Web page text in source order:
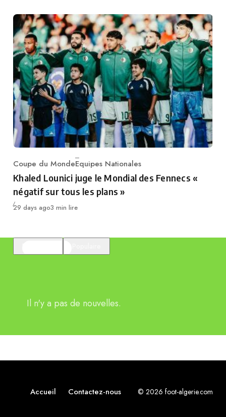
Category
Coupe du MondeEquipes Nationales
Khaled Lounici juge le Mondial des Fennecs «
négatif sur tous les plans »
Publié
29 days ago3 min lire
Il n'y a pas de nouvelles.
Accueil Contactez-nous © 2026 foot-algerie.com